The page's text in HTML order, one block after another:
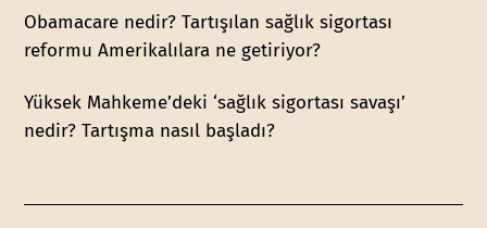
Obamacare nedir? Tartışılan sağlık sigortası
reformu Amerikalılara ne getiriyor?
Yüksek Mahkeme’deki ‘sağlık sigortası savaşı’
nedir? Tartışma nasıl başladı?